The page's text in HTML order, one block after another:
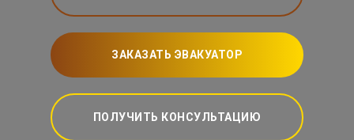
ЗАКАЗАТЬ ЭВАКУАТОР
ПОЛУЧИТЬ КОНСУЛЬТАЦИЮ